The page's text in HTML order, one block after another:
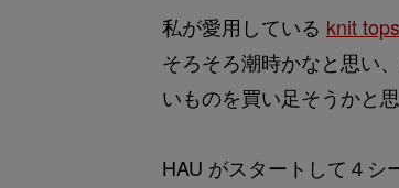
私が愛用している knit
そろそろ潮時かなと思い
いものを買い足そうかと
HAU がスタートして４シ